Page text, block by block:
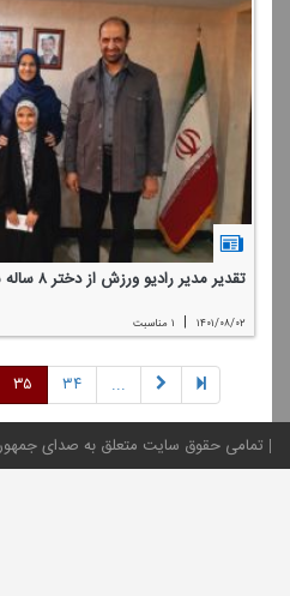
تقدیر مدیر رادیو ورزش از دختر ۸ ساله شطرنج ایران
۱۴۰۱/۰۸/۰۲ | ۱ مناسبت
... ۳۴ ۳۵
تمامی حقوق سایت متعلق به صدای